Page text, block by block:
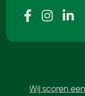
Wij scoren